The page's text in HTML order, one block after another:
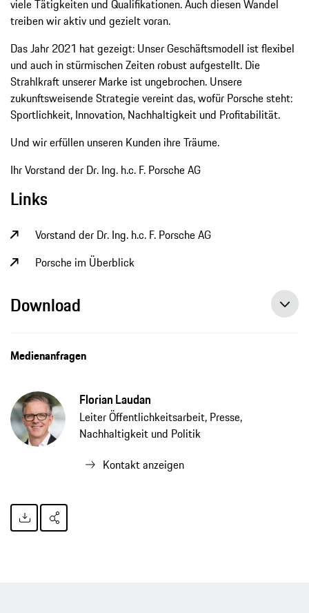
viele Tätigkeiten und Qualifikationen. Auch diesen Wandel
treiben wir aktiv und gezielt voran.
Das Jahr 2021 hat gezeigt: Unser Geschäftsmodell ist flexibel
und auch in stürmischen Zeiten robust aufgestellt. Die
Strahlkraft unserer Marke ist ungebrochen. Unsere
zukunftsweisende Strategie vereint das, wofür Porsche steht:
Sportlichkeit, Innovation, Nachhaltigkeit und Profitabilität.
Und wir erfüllen unseren Kunden ihre Träume.
Ihr Vorstand der Dr. Ing. h.c. F. Porsche AG
Links
Vorstand der Dr. Ing. h.c. F. Porsche AG
Porsche im Überblick
Download
Medienanfragen
Florian Laudan
Leiter Öffentlichkeitsarbeit, Presse,
Nachhaltigkeit und Politik
Kontakt anzeigen